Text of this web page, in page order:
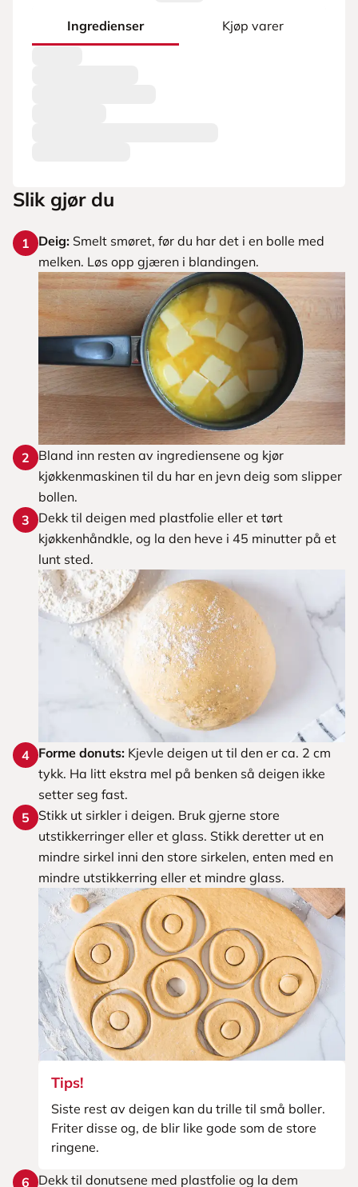
Ingredienser Kjøp varer
Slik gjør du
1 Deig: Smelt smøret, før du har det i en bolle med
melken. Løs opp gjæren i blandingen.
2
Bland inn resten av ingrediensene og kjør
kjøkkenmaskinen til du har en jevn deig som slipper
bollen.
3
Dekk til deigen med plastfolie eller et tørt
kjøkkenhåndkle, og la den heve i 45 minutter på et
lunt sted.
4 Forme donuts: Kjevle deigen ut til den er ca. 2 cm
tykk. Ha litt ekstra mel på benken så deigen ikke
setter seg fast.
5
Stikk ut sirkler i deigen. Bruk gjerne store
utstikkerringer eller et glass. Stikk deretter ut en
mindre sirkel inni den store sirkelen, enten med en
mindre utstikkerring eller et mindre glass.
Tips!
Siste rest av deigen kan du trille til små boller.
Friter disse og, de blir like gode som de store
ringene.
6 Dekk til donutsene med plastfolie og la dem